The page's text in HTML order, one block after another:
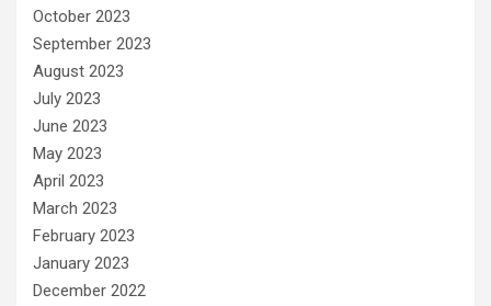
October 2023
September 2023
August 2023
July 2023
June 2023
May 2023
April 2023
March 2023
February 2023
January 2023
December 2022